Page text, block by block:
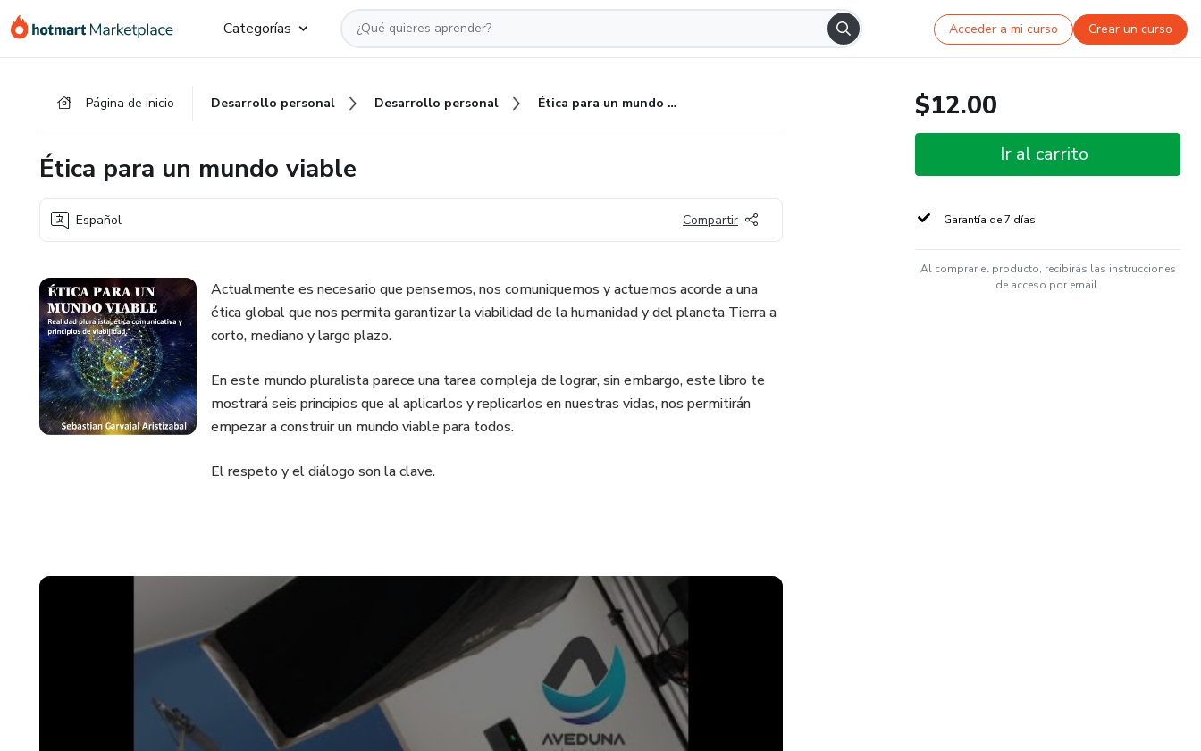
Categorías Acceder a mi curso Crear un curso
Página de inicio Desarrollo personal Desarrollo personal Ética para un mundo viable
Ética para un mundo viable
Español Compartir
Actualmente es necesario que pensemos, nos comuniquemos y actuemos acorde a una
ética global que nos permita garantizar la viabilidad de la humanidad y del planeta Tierra a
corto, mediano y largo plazo.
En este mundo pluralista parece una tarea compleja de lograr, sin embargo, este libro te
mostrará seis principios que al aplicarlos y replicarlos en nuestras vidas, nos permitirán
empezar a construir un mundo viable para todos.
El respeto y el diálogo son la clave.
$12.00
Ir al carrito
Garantía de 7 días
Al comprar el producto, recibirás las instrucciones
de acceso por email.